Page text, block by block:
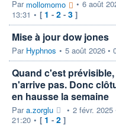
Par mollomomo • 6 août
13:31 • [ 1 - 2 - 3 ]
Mise à jour dow jones
Par Hyphnos • 5 août 2026 •
Quand c'est
n'arrive pas. Donc
en hausse la semaine
Para.zorglu • 2 févr. 2025
21:20 • [ 1 - 2 ]